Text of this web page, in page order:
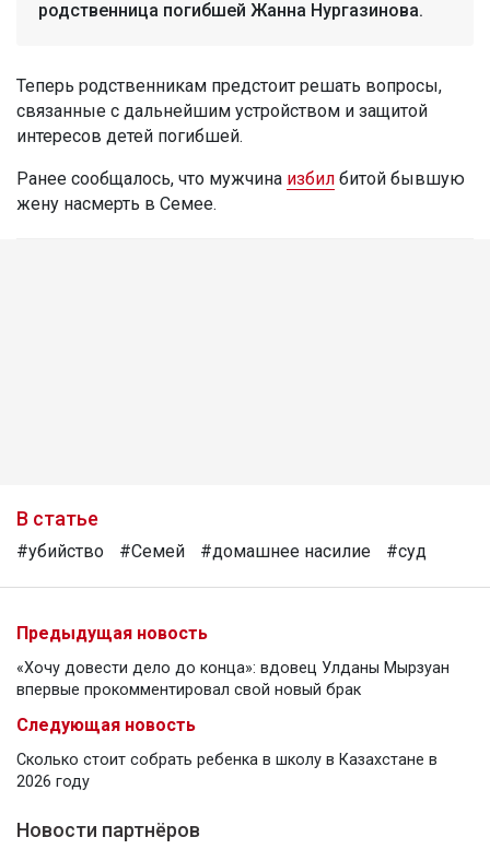
родственница погибшей Жанна Нургазинова.
Теперь родственникам предстоит решать вопросы,
связанные с дальнейшим устройством и защитой
интересов детей погибшей.
Ранее сообщалось, что мужчина избил битой бывшую
жену насмерть в Семее.
В статье
#убийство #Семей #домашнее насилие #суд
Предыдущая новость
«Хочу довести дело до конца»: вдовец Улданы Мырзуан
впервые прокомментировал свой новый брак
Следующая новость
Сколько стоит собрать ребенка в школу в Казахстане в
2026 году